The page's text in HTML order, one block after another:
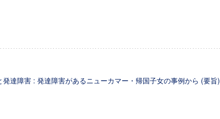
発達障害 : 発達障害があるニューカマー・帰国子女の事例から (要旨)